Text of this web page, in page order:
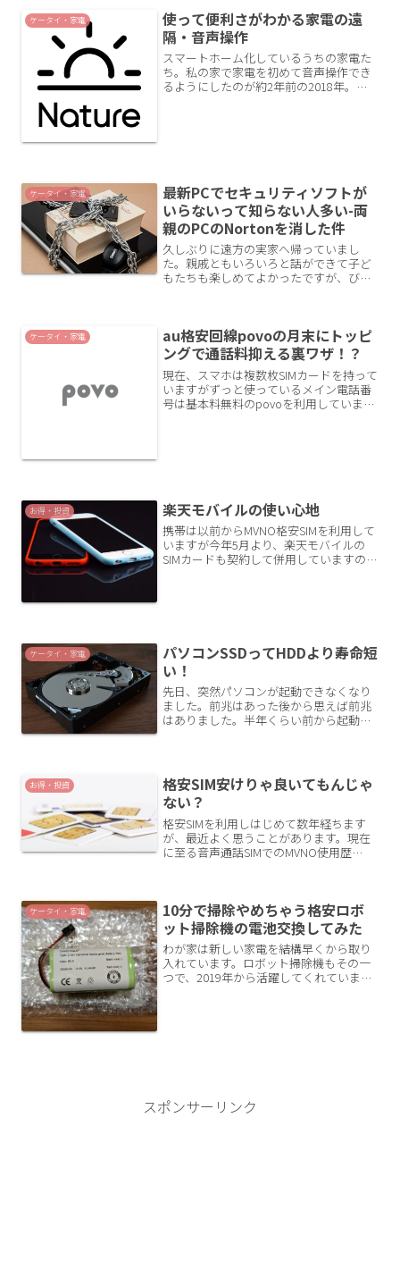
ケータイ・家電
使って便利さがわかる家電の遠
隔・音声操作
スマートホーム化しているうちの家電た
ち。私の家で家電を初めて音声操作でき
るようにしたのが約2年前の2018年。今
ケータイ・家電
最新PCでセキュリティソフトが
いらないって知らない人多い-両
親のPCのNortonを消した件
久しぶりに遠方の実家へ帰っていまし
た。親戚ともいろいろと話ができて子ど
もたちも楽しめてよかったですが、びっ
両親の家計管理が心配両親は...
ケータイ・家電
au格安回線povoの月末にトッピ
ングで通話料抑える裏ワザ！？
現在、スマホは複数枚SIMカードを持って
いますがずっと使っているメイン電話番
号は基本料無料のpovoを利用していま
お得・投資 楽天モバイルの使い心地
携帯は以前からMVNO格安SIMを利用して
いますが今年5月より、楽天モバイルの
SIMカードも契約して併用していますので
ケータイ・家電
パソコンSSDってHDDより寿命短
い！
先日、突然パソコンが起動できなくなり
ました。前兆はあった後から思えば前兆
はありました。半年くらい前から起動す
思ってあまり気にしてい...
お得・投資
格安SIM安けりゃ良いてもんじゃ
ない？
格安SIMを利用しはじめて数年経ちます
が、最近よく思うことがあります。現在
に至る音声通話SIMでのMVNO使用歴
ケータイ・家電
10分で掃除やめちゃう格安ロボ
ット掃除機の電池交換してみた
わが家は新しい家電を結構早くから取り
入れています。ロボット掃除機もその一
つで、2019年から活躍してくれていま
スポンサーリンク